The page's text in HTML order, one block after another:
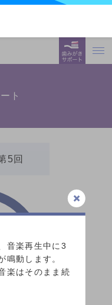
ト
5回
音楽再生中に3
鳴動します。
楽はそのまま続